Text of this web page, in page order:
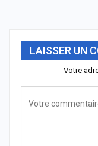
LAISSER UN
Votre